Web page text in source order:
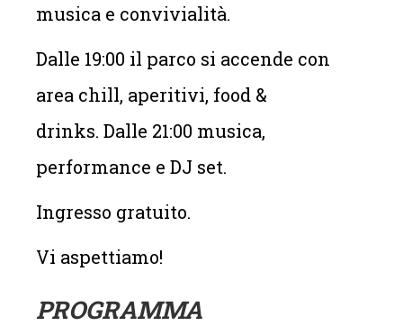
musica e convivialità.
Dalle 19:00 il parco si accende con
area chill, aperitivi, food &
drinks. Dalle 21:00 musica,
performance e DJ set.
Ingresso gratuito.
Vi aspettiamo!
PROGRAMMA